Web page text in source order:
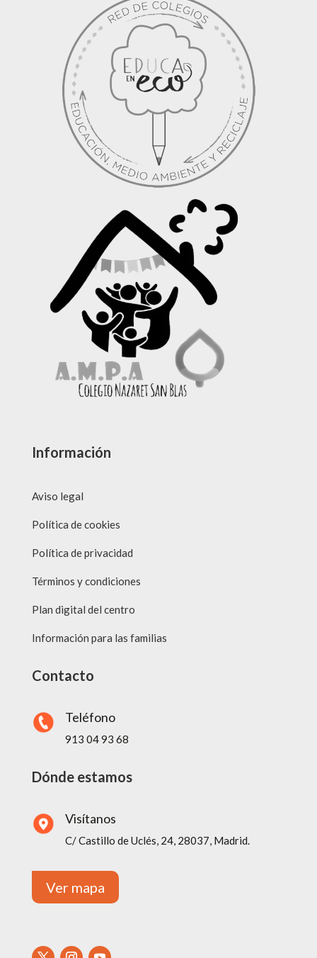
Información
Aviso legal
Política de cookies
Política de privacidad
Términos y condiciones
Plan digital del centro
Información para las familias
Contacto
Teléfono
913 04 93 68
Dónde estamos
Visítanos
C/ Castillo de Uclés, 24, 28037, Madrid.
Ver mapa